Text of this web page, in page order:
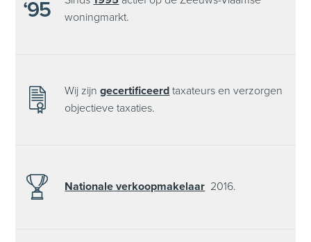
woningmarkt.
Wij zijngecertificeerd taxateurs en verzorgen
objectieve taxaties.
Nationale verkoopmakelaar 2016.